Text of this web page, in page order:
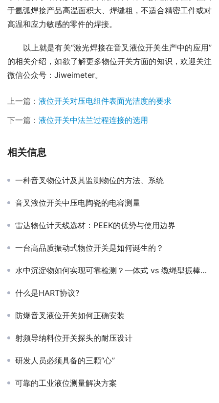
于氩弧焊接产品高温面积大、焊缝粗，不适合精密工件或对
高温和应力敏感的零件的焊接。
以上就是有关“激光焊接在音叉液位开关生产中的应用”
的相关介绍，如欲了解更多物位开关方面的知识，欢迎关注
微信公众号：Jiweimeter。
上一篇： 液位开关对压电组件表面光洁度的要求
下一篇： 液位开关中法兰过程连接的选用
相关信息
一种音叉物位计及其监测物位的方法、系统
音叉液位开关中压电陶瓷的电容测量
雷达物位计天线选材：PEEK的优势与使用边界
​一台高品质振动式物位开关是如何诞生的？
水中沉淀物如何实现可靠检测？一体式 vs 缆绳型振棒料位开关全面解析
什么是HART协议?
防爆音叉液位开关如何正确安装
射频导纳料位开关探头的耐压设计
研发人员必须具备的三颗“心”
可靠的工业液位测量解决方案